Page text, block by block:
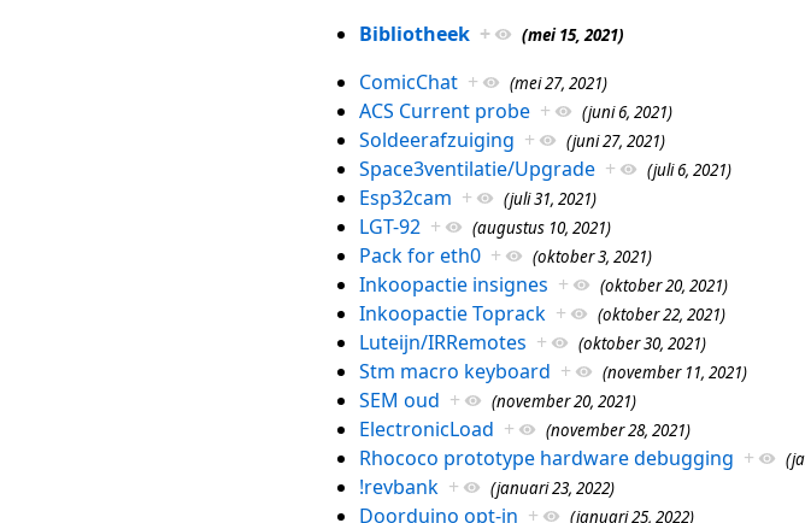
Bibliotheek + (mei 15, 2021)
ComicChat + (mei 27, 2021)
ACS Current probe + (juni 6, 2021)
Soldeerafzuiging + (juni 27, 2021)
Space3ventilatie/Upgrade + (juli 6, 2021)
Esp32cam + (juli 31, 2021)
LGT-92 + (augustus 10, 2021)
Pack for eth0 + (oktober 3, 2021)
Inkoopactie insignes + (oktober 20, 2021)
Inkoopactie Toprack + (oktober 22, 2021)
Luteijn/IRRemotes + (oktober 30, 2021)
Stm macro keyboard + (november 11, 2021)
SEM oud + (november 20, 2021)
ElectronicLoad + (november 28, 2021)
Rhococo prototype hardware debugging +
!revbank + (januari 23, 2022)
Doorduino opt-in + (januari 25, 2022)